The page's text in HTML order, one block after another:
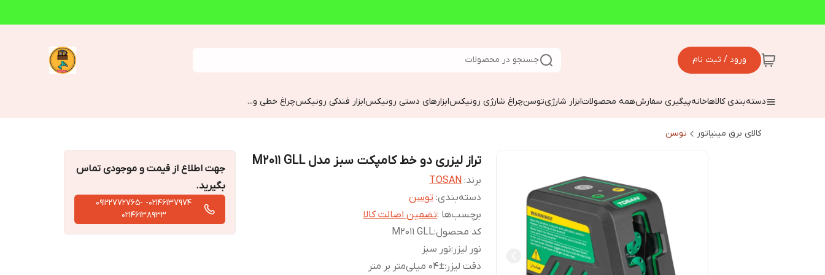
ورود / ثبت نام جستجو در محصولات
دسته‌بندی کالاهاخانهپیگیری سفارشهمه محصولاتابزار شارژیتوسنچراغ شارژی رونیکسابزارهای دستی رونیکسابزار فندکی رونیکسچراغ خطی و...
کالای برق مینیاتور توسن
تراز لیزری دو خط کامپکت سبز مدل M2011 GLL
برند: TOSAN
دسته‌بندی:توسن
برچسب‌ها :تضمین اصالت کالا
کد محصول:
M2011 GLL
نور لیزر :نور سبز
دقت لیزر :04± میلی‌متر بر متر
جهت اطلاع از قیمت و موجودی تماس
بگیرید.
02146137974- 09122772765-
02146138933